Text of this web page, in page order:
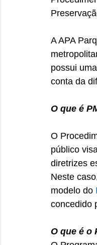
A APA
possui
conta da
O que é
O
público
diretrizes
Neste
modelo do
concedido
O que é o